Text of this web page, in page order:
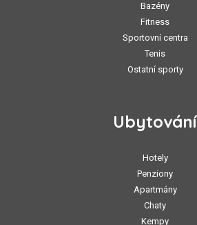
Bazény
Fitness
Sportovní centra
Tenis
Ostatní sporty
Ubytování
Hotely
Penziony
Apartmány
Chaty
Kempy